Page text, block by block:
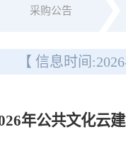
采购公告
【 信息时间:
年公共文化云